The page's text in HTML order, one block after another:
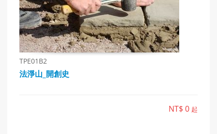
TPE01B2
法淨山_開創史
NT$ 0 起